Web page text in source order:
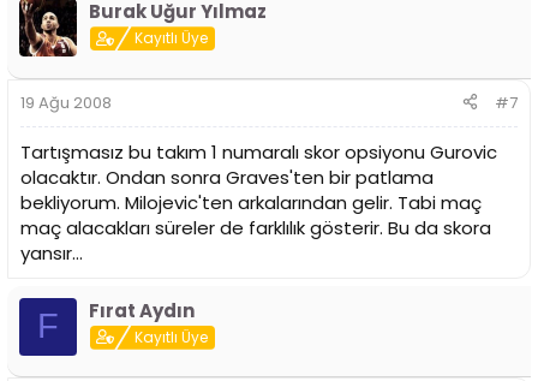
Burak Uğur Yılmaz
Kayıtlı Üye
19 Ağu 2008 #7
Tartışmasız bu takım 1 numaralı skor opsiyonu Gurovic
olacaktır. Ondan sonra Graves'ten bir patlama
bekliyorum. Milojevic'ten arkalarından gelir. Tabi maç
maç alacakları süreler de farklılık gösterir. Bu da skora
yansır...
F Fırat Aydın
Kayıtlı Üye